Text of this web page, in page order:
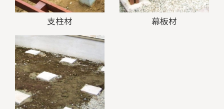
支柱材 幕板材